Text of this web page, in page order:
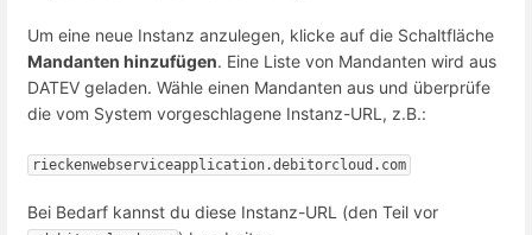
Um eine neue Instanz anzulegen, klicke auf die Schaltfläche
Mandanten hinzufügen. Eine Liste von Mandanten wird aus
DATEV geladen. Wähle einen Mandanten aus und überprüfe
die vom System vorgeschlagene Instanz-URL, z.B.:
rieckenwebserviceapplication.debitorcloud.com
Bei Bedarf kannst du diese Instanz-URL (den Teil vor